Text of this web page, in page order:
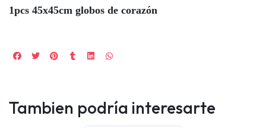
1pcs 45x45cm globos de corazón
Tambien podría interesarte